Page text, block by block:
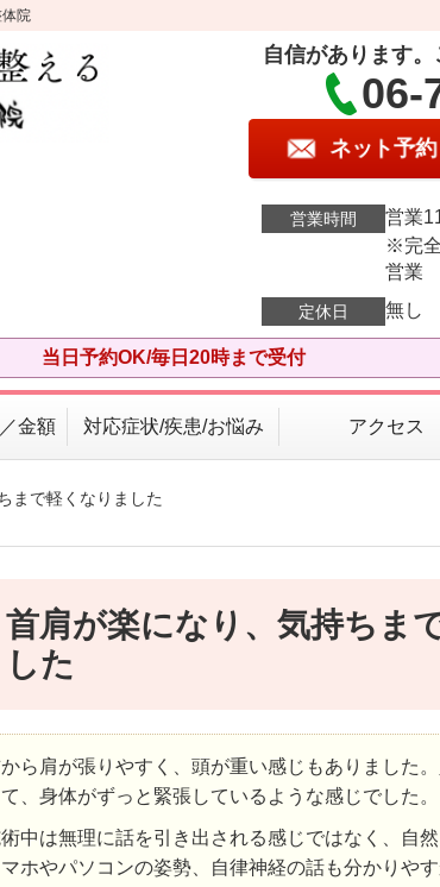
院
自信があります
06-
ネット予約
営業時間
営業
※完
営業
定休日 無し
当日予約OK/毎日20時まで受付
金額 対応症状/疾患/お悩み アクセス
まで軽くなりました
首肩が楽になり、気持ちま
した
ら肩が張りやすく、頭が重い感じもありました
、身体がずっと緊張しているような感じでした。
中は無理に話を引き出される感じではなく、自
マホやパソコンの姿勢、自律神経の話も分かりや